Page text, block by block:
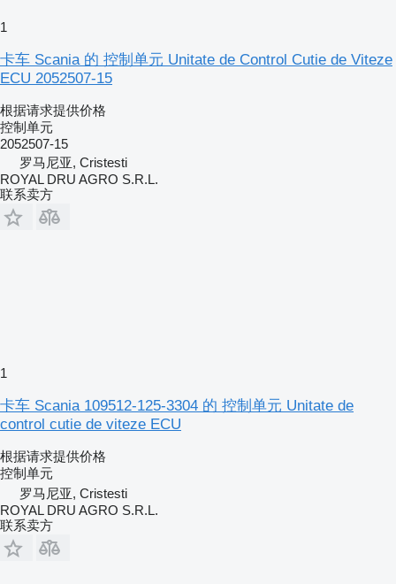
1
卡车 Scania 的 控制单元 Unitate de Control Cutie de Viteze
ECU 2052507-15
根据请求提供价格
控制单元
2052507-15
罗马尼亚, Cristesti
ROYAL DRU AGRO S.R.L.
联系卖方
1
卡车 Scania 109512-125-3304 的 控制单元 Unitate de
control cutie de viteze ECU
根据请求提供价格
控制单元
罗马尼亚, Cristesti
ROYAL DRU AGRO S.R.L.
联系卖方